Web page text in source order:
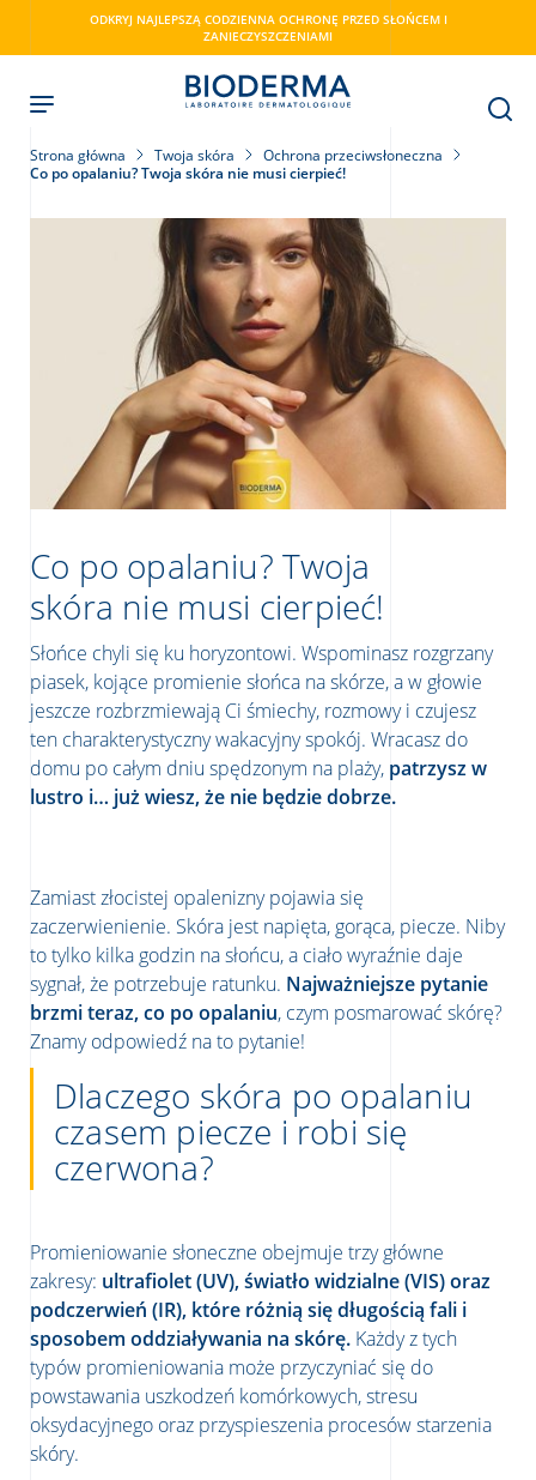
ODKRYJ NAJLEPSZĄ CODZIENNA OCHRONĘ PRZED SŁOŃCEM I
ZANIECZYSZCZENIAMI
Strona główna Twoja skóra
Ochrona przeciwsłoneczna
Co po opalaniu? Twoja skóra nie musi cierpieć!
Co po opalaniu? Twoja
skóra nie musi cierpieć!
Słońce chyli się ku horyzontowi. Wspominasz rozgrzany
piasek, kojące promienie słońca na skórze, a w głowie
jeszcze rozbrzmiewają Ci śmiechy, rozmowy i czujesz
ten charakterystyczny wakacyjny spokój. Wracasz do
domu po całym dniu spędzonym na plaży, patrzysz w
lustro i… już wiesz, że nie będzie dobrze.
Zamiast złocistej opalenizny pojawia się
zaczerwienienie. Skóra jest napięta, gorąca, piecze. Niby
to tylko kilka godzin na słońcu, a ciało wyraźnie daje
sygnał, że potrzebuje ratunku. Najważniejsze pytanie
brzmi teraz, co po opalaniu, czym posmarować skórę?
Znamy odpowiedź na to pytanie!
Dlaczego skóra po opalaniu
czasem piecze i robi się
czerwona?
Promieniowanie słoneczne obejmuje trzy główne
zakresy: ultrafiolet (UV), światło widzialne (VIS) oraz
podczerwień (IR), które różnią się długością fali i
sposobem oddziaływania na skórę. Każdy z tych
typów promieniowania może przyczyniać się do
powstawania uszkodzeń komórkowych, stresu
oksydacyjnego oraz przyspieszenia procesów starzenia
skóry.